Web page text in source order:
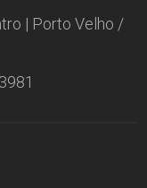
| Porto Velho /